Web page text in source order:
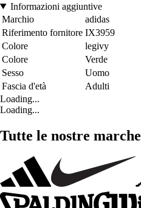
Informazioni aggiuntive
Marchio
adidas
Riferimento fornitore IX3959
Colore
legivy
Colore
Verde
Sesso
Uomo
Fascia d'età
Adulti
Loading...
Loading...
Tutte le nostre marche